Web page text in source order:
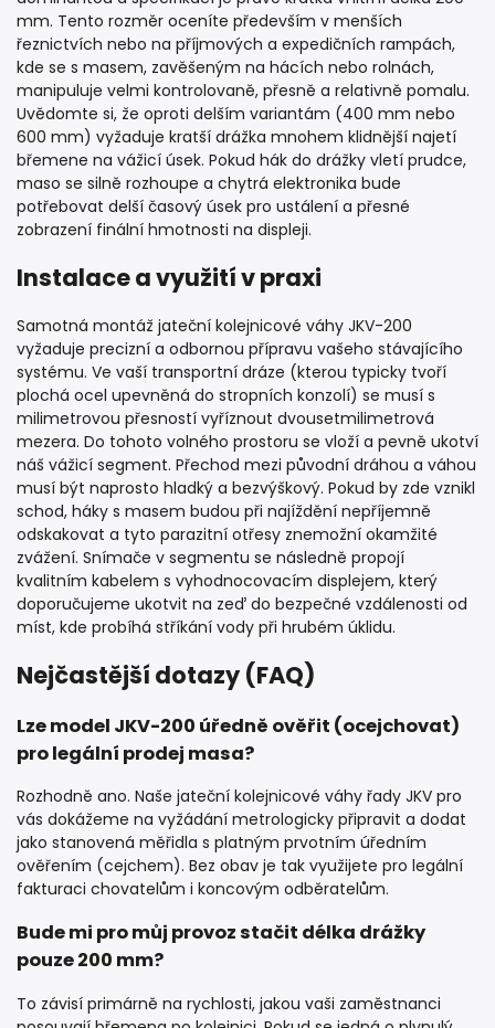
mm. Tento rozměr oceníte především v menších
řeznictvích nebo na příjmových a expedičních rampách,
kde se s masem, zavěšeným na hácích nebo rolnách,
manipuluje velmi kontrolovaně, přesně a relativně pomalu.
Uvědomte si, že oproti delším variantám (400 mm nebo
600 mm) vyžaduje kratší drážka mnohem klidnější najetí
břemene na vážicí úsek. Pokud hák do drážky vletí prudce,
maso se silně rozhoupe a chytrá elektronika bude
potřebovat delší časový úsek pro ustálení a přesné
zobrazení finální hmotnosti na displeji.
Instalace a využití v praxi
Samotná montáž jateční kolejnicové váhy JKV-200
vyžaduje precizní a odbornou přípravu vašeho stávajícího
systému. Ve vaší transportní dráze (kterou typicky tvoří
plochá ocel upevněná do stropních konzolí) se musí s
milimetrovou přesností vyříznout dvousetmilimetrová
mezera. Do tohoto volného prostoru se vloží a pevně ukotví
náš vážicí segment. Přechod mezi původní dráhou a váhou
musí být naprosto hladký a bezvýškový. Pokud by zde vznikl
schod, háky s masem budou při najíždění nepříjemně
odskakovat a tyto parazitní otřesy znemožní okamžité
zvážení. Snímače v segmentu se následně propojí
kvalitním kabelem s vyhodnocovacím displejem, který
doporučujeme ukotvit na zeď do bezpečné vzdálenosti od
míst, kde probíhá stříkání vody při hrubém úklidu.
Nejčastější dotazy (FAQ)
Lze model JKV-200 úředně ověřit (ocejchovat)
pro legální prodej masa?
Rozhodně ano. Naše jateční kolejnicové váhy řady JKV pro
vás dokážeme na vyžádání metrologicky připravit a dodat
jako stanovená měřidla s platným prvotním úředním
ověřením (cejchem). Bez obav je tak využijete pro legální
fakturaci chovatelům i koncovým odběratelům.
Bude mi pro můj provoz stačit délka drážky
pouze 200 mm?
To závisí primárně na rychlosti, jakou vaši zaměstnanci